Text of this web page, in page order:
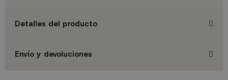
Detalles del producto
Envío y devoluciones